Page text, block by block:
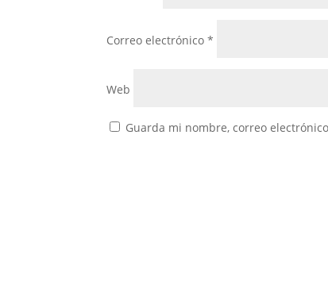
Correo electrónico*
Web
Guarda mi nombre, correo